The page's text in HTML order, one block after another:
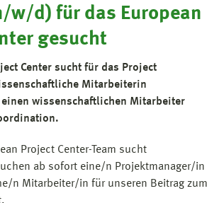
w/d) für das European
gesucht
Center sucht für das Project
Mitarbeiterin
einen wissenschaftlichen Mitarbeiter
Project Center-Team sucht
ab sofort eine/n Projektmanager/in
n Mitarbeiter/in für unseren Beitrag zum